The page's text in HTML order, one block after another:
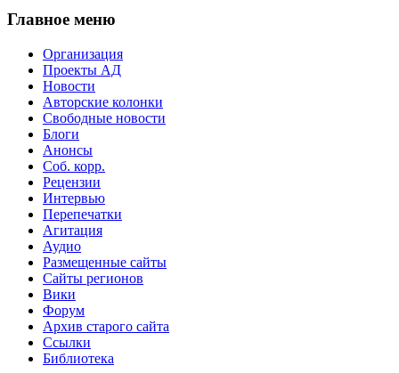
Главное меню
Организация
Проекты АД
Новости
Авторские колонки
Свободные новости
Блоги
Анонсы
Соб. корр.
Рецензии
Интервью
Перепечатки
Агитация
Аудио
Размещенные сайты
Сайты регионов
Вики
Форум
Архив старого сайта
Ссылки
Библиотека